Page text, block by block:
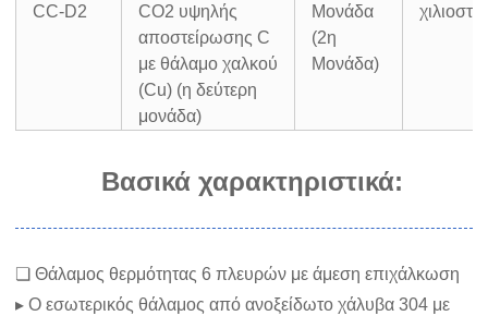
CC-D2
CO2 υψηλής
αποστείρωσης C
με θάλαμο χαλκού
(Cu) (η δεύτερη
μονάδα)
Μονάδα
(2η
Μονάδα)
χιλιοστά
Βασικά χαρακτηριστικά:
❏ Θάλαμος θερμότητας 6 πλευρών με άμεση επιχάλκωση
▸ Ο εσωτερικός θάλαμος από ανοξείδωτο χάλυβα 304 με